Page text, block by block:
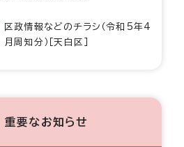
区政情報などのチラシ（令和5年4
月周知分）［天白区］
重要なお知らせ